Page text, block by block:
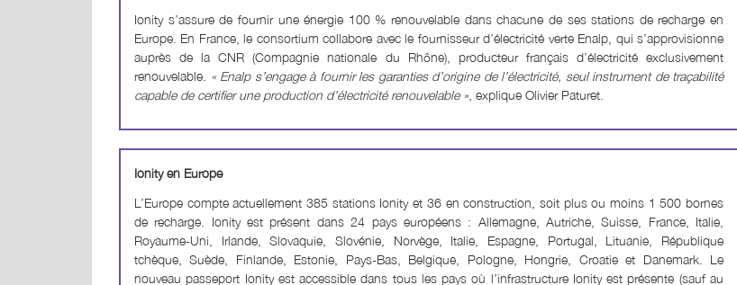
Ionity s’assure de fournir une énergie 100 % renouvelable dans chacune de ses stations de recharge en
Europe. En France, le consortium collabore avec le fournisseur d’électricité verte Enalp, qui s’approvisionne
auprès de la CNR (Compagnie nationale du Rhône), producteur français d’électricité exclusivement
renouvelable. « Enalp s’engage à fournir les garanties d’origine de l’électricité, seul instrument de traçabilité
capable de certifier une production d’électricité renouvelable » , explique Olivier Paturet.
Ionity en Europe
L’Europe compte actuellement 385 stations Ionity et 36 en construction, soit plus ou moins 1 500 bornes
de recharge. Ionity est présent dans 24 pays européens : Allemagne, Autriche, Suisse, France, Italie,
Royaume-Uni, Irlande, Slovaquie, Slovénie, Norvège, Italie, Espagne, Portugal, Lituanie, République
tchèque, Suède, Finlande, Estonie, Pays-Bas, Belgique, Pologne, Hongrie, Croatie et Danemark. Le
nouveau passeport Ionity est accessible dans tous les pays où l’infrastructure Ionity est présente (sauf au